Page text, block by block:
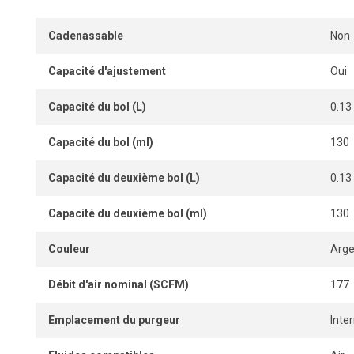
installation rapide, stable et efficace au point d’utilisation.
Une solution performante et durable pour améliorer la
ateliers, manufacturiers et environnements de production.
Cadenassable Non
Capacité d'ajustement Oui
Capacité du bol (L) 0.13
Capacité du bol (ml) 130
Capacité du deuxième bol (L) 0.13
Capacité du deuxième bol (ml) 130
Couleur
Débit d'air nominal (SCFM) 177
Emplacement du purgeur